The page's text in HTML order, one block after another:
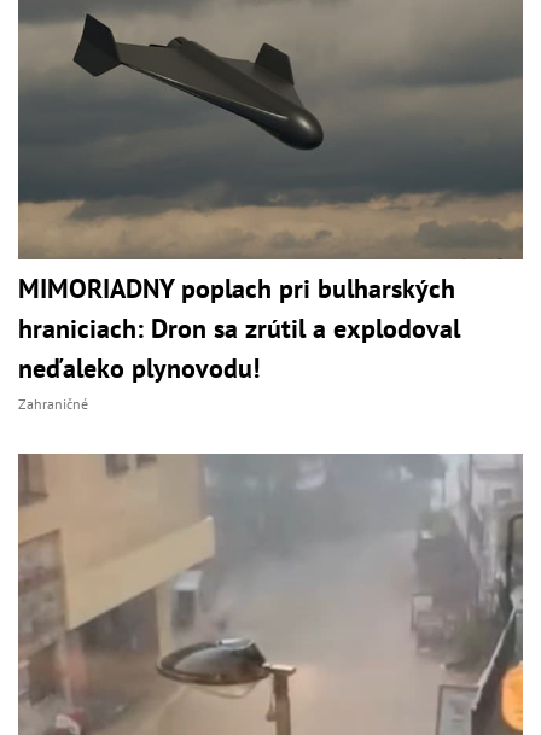
MIMORIADNY poplach pri bulharských
hraniciach: Dron sa zrútil a explodoval
neďaleko plynovodu!
Zahraničné